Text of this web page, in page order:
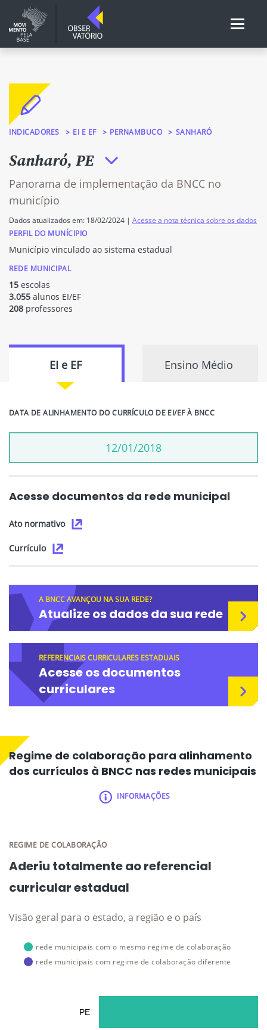
INDICADORES EI E EF PERNAMBUCO SANHARÓ
Sanharó, PE
Panorama de implementação da BNCC no
município
Dados atualizados em: 18/02/2024 | Acesse a nota técnica sobre os dados
PERFIL DO MUNÍCIPIO
Município vinculado ao sistema estadual
REDE MUNICIPAL
15 escolas
3.055 alunos EI/EF
208 professores
EI e EF Ensino Médio
DATA DE ALINHAMENTO DO CURRÍCULO DE EI/EF À BNCC
12/01/2018
Acesse documentos da rede municipal
Ato normativo
Currículo
A BNCC AVANÇOU NA SUA REDE?
Atualize os dados da sua rede
REFERENCIAIS CURRICULARES ESTADUAIS
Acesse os documentos
curriculares
Regime de colaboração para alinhamento
dos currículos à BNCC nas redes municipais
INFORMAÇÕES
REGIME DE COLABORAÇÃO
Aderiu totalmente ao referencial
curricular estadual
Visão geral para o estado, a região e o país
rede municipais com o mesmo regime de colaboração
rede municipais com regime de colaboração diferente
PE